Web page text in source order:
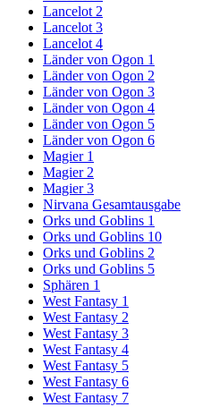
Lancelot 2
Lancelot 3
Lancelot 4
Länder von Ogon 1
Länder von Ogon 2
Länder von Ogon 3
Länder von Ogon 4
Länder von Ogon 5
Länder von Ogon 6
Magier 1
Magier 2
Magier 3
Nirvana Gesamtausgabe
Orks und Goblins 1
Orks und Goblins 10
Orks und Goblins 2
Orks und Goblins 5
Sphären 1
West Fantasy 1
West Fantasy 2
West Fantasy 3
West Fantasy 4
West Fantasy 5
West Fantasy 6
West Fantasy 7